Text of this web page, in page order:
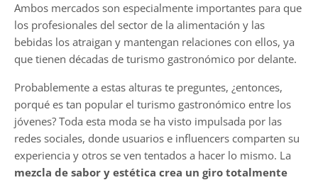
Ambos mercados son especialmente importantes para que
los profesionales del sector de la alimentación y las
bebidas los atraigan y mantengan relaciones con ellos, ya
que tienen décadas de turismo gastronómico por delante.
Probablemente a estas alturas te preguntes, ¿entonces,
porqué es tan popular el turismo gastronómico entre los
jóvenes? Toda esta moda se ha visto impulsada por las
redes sociales, donde usuarios e influencers comparten su
experiencia y otros se ven tentados a hacer lo mismo. La
mezcla de sabor y estética crea un giro totalmente